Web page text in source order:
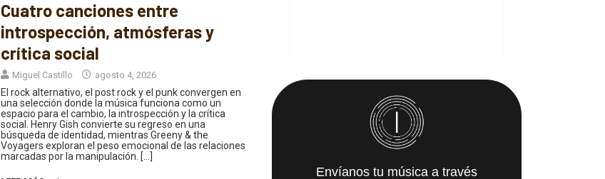
Cuatro canciones entre
introspección, atmósferas y
crítica social
Miguel Castillo agosto 4, 2026
El rock alternativo, el post rock y el punk convergen en
una selección donde la música funciona como un
espacio para el cambio, la introspección y la crítica
social. Henry Gish convierte su regreso en una
búsqueda de identidad, mientras Greeny & the
Voyagers exploran el peso emocional de las relaciones
marcadas por la manipulación. […]
Envíanos tu música a través